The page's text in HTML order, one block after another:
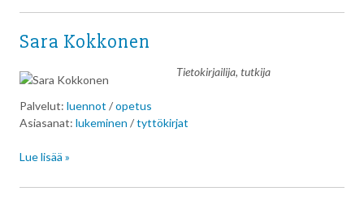
Sara Kokkonen
Tietokirjailija, tutkija
Palvelut: luennot /opetus
Asiasanat: lukeminen /tyttökirjat
Lue lisää »